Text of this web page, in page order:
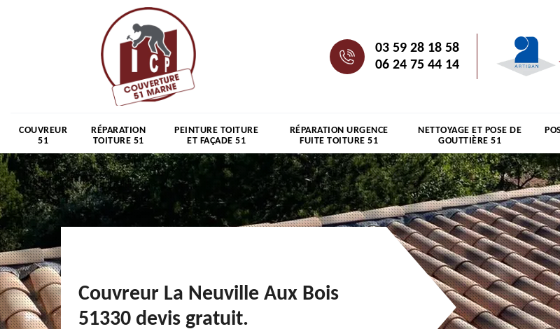
03 59 28 18 58
06 24 75 44 14
COUVREUR
51
RÉPARATION
TOITURE 51
PEINTURE TOITURE
ET FAÇADE 51
RÉPARATION URGENCE
FUITE TOITURE 51
NETTOYAGE ET POSE DE
GOUTTIÈRE 51
Couvreur La Neuville Aux Bois
51330 devis gratuit.